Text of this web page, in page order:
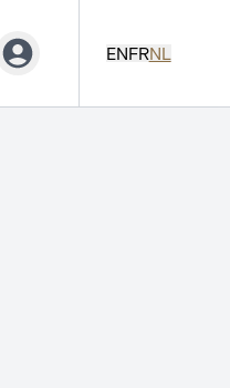
ENFRNL